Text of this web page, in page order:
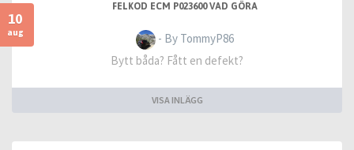
10
aug
FELKOD ECM P023600 VAD GÖRA
- By TommyP86
Bytt båda? Fått en defekt?
VISA INLÄGG